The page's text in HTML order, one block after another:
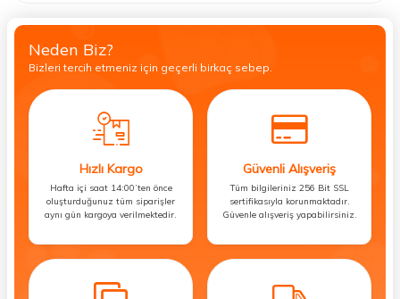
Neden Biz?
Bizleri tercih etmeniz için geçerli birkaç sebep.
Hızlı Kargo
Hafta içi saat 14:00’ten önce
oluşturduğunuz tüm siparişler
aynı gün kargoya verilmektedir.
Güvenli Alışveriş
Tüm bilgileriniz 256 Bit SSL
sertifikasıyla korunmaktadır.
Güvenle alışveriş yapabilirsiniz.